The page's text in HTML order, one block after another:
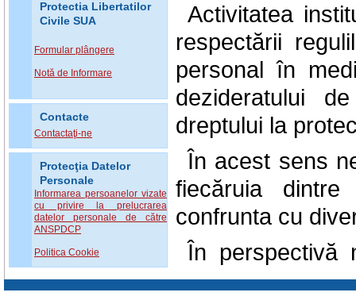
Protectia Libertatilor
Civile SUA
Formular plângere
Notă de Informare
Contacte
Contactaţi-ne
Protecţia Datelor
Personale
Informarea persoanelor vizate
cu privire la prelucrarea
datelor personale de către
ANSPDCP
Politica Cookie
Activitatea
respectării
personal în
dezideratului
dreptului la
În acest sens
fiecăruia
confrunta cu
În perspectivă
culturi a